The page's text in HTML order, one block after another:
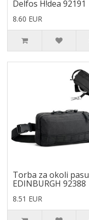
Delfos H!dea 92191
8.60 EUR
Torba za okoli pasu
EDINBURGH 92388
8.51 EUR